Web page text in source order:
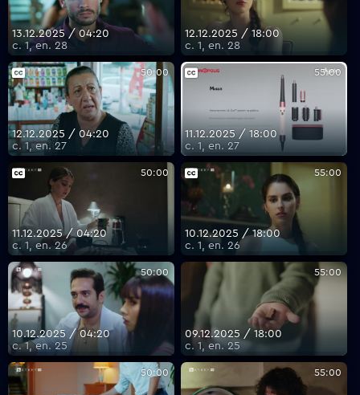
13.12.2025 / 04:20
с. 1, еп. 28
12.12.2025 / 18:00
с. 1, еп. 28
50:00
12.12.2025 / 04:20
с. 1, еп. 27
55:00
11.12.2025 / 18:00
с. 1, еп. 27
50:00
11.12.2025 / 04:20
с. 1, еп. 26
55:00
10.12.2025 / 18:00
с. 1, еп. 26
50:00
10.12.2025 / 04:20
с. 1, еп. 25
55:00
09.12.2025 / 18:00
с. 1, еп. 25
50:00 55:00